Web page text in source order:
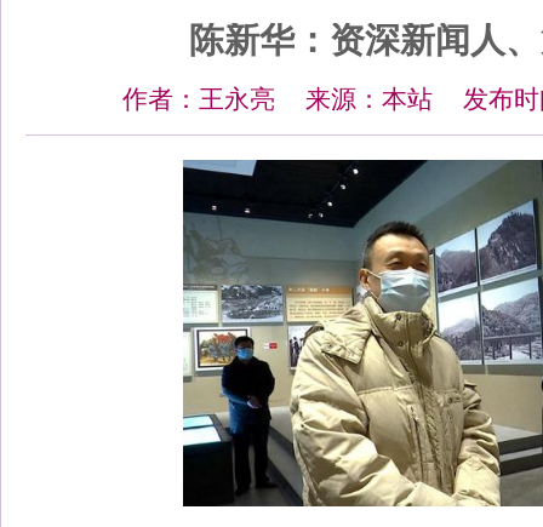
陈新华：资深新闻人
作者：王永亮 来源：本站 发布时